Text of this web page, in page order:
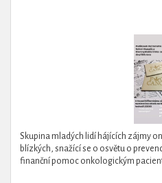
Skupina mladých lidí hájících zájmy
blízkých, snažící se o osvětu o
finanční pomoc onkologickým